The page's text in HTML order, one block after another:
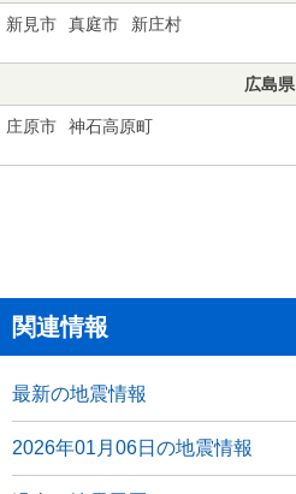
新見市 真庭市 新庄村
広島県
庄原市 神石高原町
関連情報
最新の地震情報
2026年01月06日の地震情報